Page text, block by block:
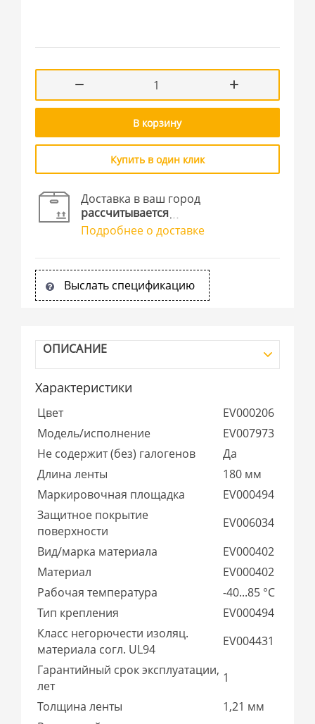
В корзину
Купить в один клик
Доставка в ваш город
рассчитывается
Подробнее о доставке
Выслать спецификацию
ОПИСАНИЕ
Характеристики
Цвет
EV000206
Модель/исполнение
EV007973
Не содержит (без) галогенов
Да
Длина ленты
180 мм
Маркировочная площадка
EV000494
Защитное покрытие
поверхности
EV006034
Вид/марка материала
EV000402
Материал
EV000402
Рабочая температура
-40...85 °C
Тип крепления
EV000494
Класс негорючести изоляц.
материала согл. UL94
EV004431
Гарантийный срок эксплуатации,
лет
1
Толщина ленты
1,21 мм